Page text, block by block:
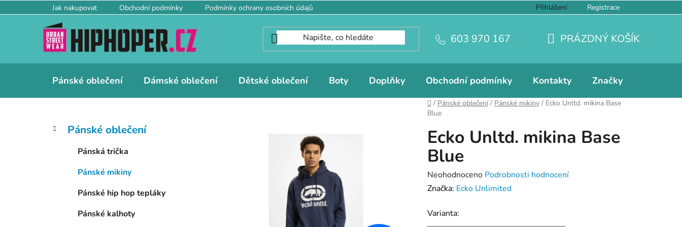
na
Jak nakupovat Obchodní podmínky Podmínky ochrany osobních údajů Přihlášení Registrace
603 970 167
KOŠÍK
PRÁZDNÝ KOŠÍK
Pánské oblečení Dámské oblečení Dětské oblečení Boty Doplňky Obchodní podmínky Kontakty Značky
Domů
/ Pánské oblečení / Pánské mikiny / Ecko Unltd. mikina Base
Blue
PPřeskočit
kategorie
K
a
Pánské oblečení
Pánská trička
Pánské mikiny
Pánské hip hop tepláky
Pánské kalhoty
Ecko Unltd. mikina Base
Blue
Průměrné
hodnocení
je
Neohodnoceno Podrobnosti hodnocení
Značka: Ecko Unlimited
Varianta: